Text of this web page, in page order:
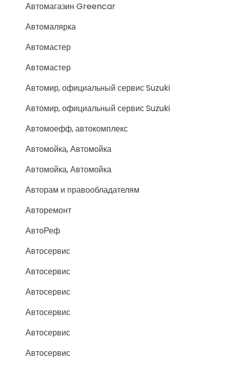
Автомагазин Greencar
Автомалярка
Автомастер
Автомастер
Автомир, официальный сервис Suzuki
Автомир, официальный сервис Suzuki
Автомоефф, автокомплекс
Автомойка, Автомойка
Автомойка, Автомойка
Авторам и правообладателям
Авторемонт
АвтоРеф
Автосервис
Автосервис
Автосервис
Автосервис
Автосервис
Автосервис